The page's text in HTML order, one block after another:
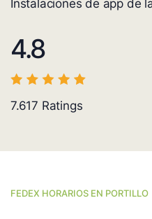
Instalaciones de app de
4.8
7.617 Ratings
FEDEX HORARIOS EN PORTILLO